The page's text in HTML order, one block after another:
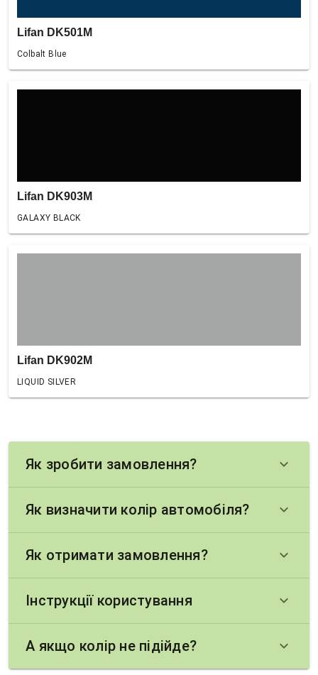
Lifan DK501M
Colbalt Blue
Lifan DK903M
GALAXY BLACK
Lifan DK902M
LIQUID SILVER
Як зробити замовлення? keyboard_arrow_down
Як визначити колір автомобіля? keyboard_arrow_down
Як отримати замовлення? keyboard_arrow_down
Інструкції користування keyboard_arrow_down
А якщо колір не підійде? keyboard_arrow_down